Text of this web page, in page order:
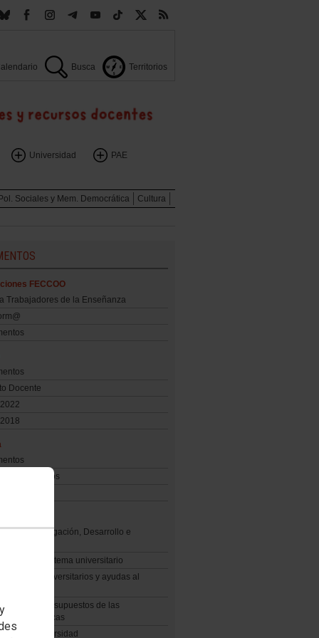
Busca Territorios
Universidad
PAE
Pol. Sociales y Mem. Democrática
Cultura
FECCOO
Trabajadores de la Enseñanza
Docente
Colectivos
PGE Investigación, Desarrollo e
y cifras del sistema universitario
públicos universitarios y ayudas al
de los presupuestos de las
públicas
CYD Universidad